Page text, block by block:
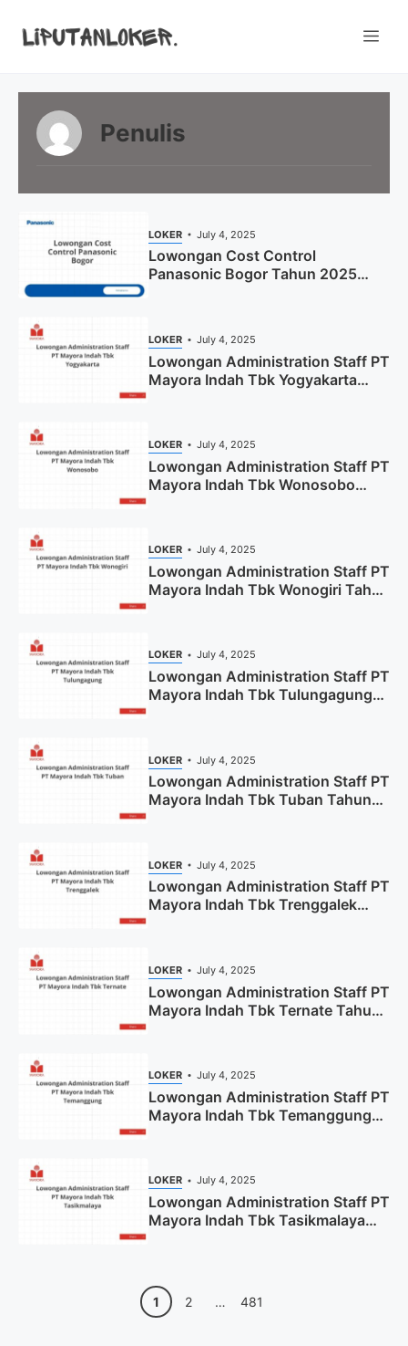
Penulis
LOKER July 4, 2025
Lowongan Cost Control
Panasonic Bogor Tahun 2025
LOKER July 4, 2025
Lowongan Administration Staff PT
Mayora Indah Tbk Yogyakarta
LOKER July 4, 2025
Lowongan Administration Staff PT
Mayora Indah Tbk Wonosobo
LOKER July 4, 2025
Lowongan Administration Staff PT
Mayora Indah Tbk Wonogiri Tahun
LOKER July 4, 2025
Lowongan Administration Staff PT
Mayora Indah Tbk Tulungagung
LOKER July 4, 2025
Lowongan Administration Staff PT
Mayora Indah Tbk Tuban Tahun
LOKER July 4, 2025
Lowongan Administration Staff PT
Mayora Indah Tbk Trenggalek
LOKER July 4, 2025
Lowongan Administration Staff PT
Mayora Indah Tbk Ternate Tahun
LOKER July 4, 2025
Lowongan Administration Staff PT
Mayora Indah Tbk Temanggung
LOKER July 4, 2025
Lowongan Administration Staff PT
Mayora Indah Tbk Tasikmalaya
Page
1 Page
2 … Page
481